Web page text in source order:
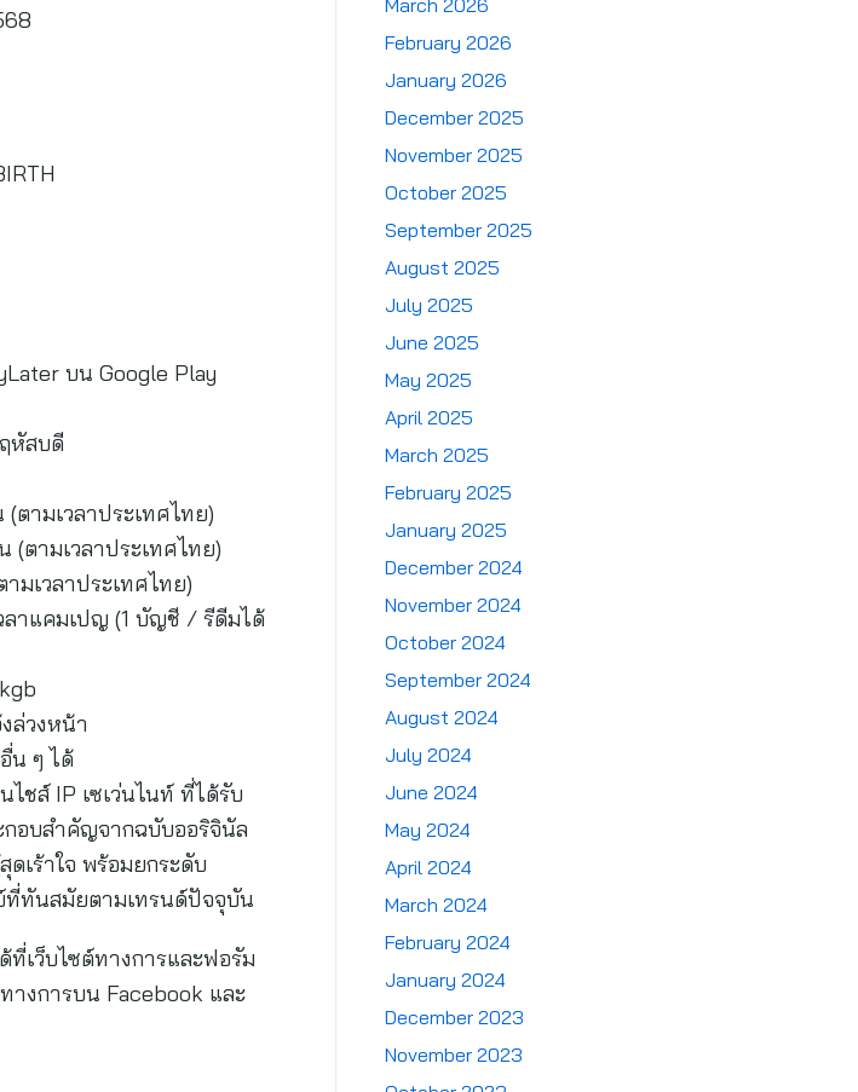
บน Google Play
หัสบดี
ตามเวลาประเทศไทย)
(ตามเวลาประเทศไทย)
มเวลาประเทศไทย)
ลาแคมเปญ (1 บัญชี / รีดีมได้
ล่วงหน้า
น ๆ ได้
ชส์ IP เซเว่นไนท์ ที่ได้รับ
อบสำคัญจากฉบับออริจินัล
เร้าใจ พร้อมยกระดับ
ที่ทันสมัยตามเทรนด์ปัจจุบัน
ที่เว็บไซต์ทางการและฟอรัม
างการบน Facebook และ
March 2026
February 2026
January 2026
December 2025
November 2025
October 2025
September 2025
August 2025
July 2025
June 2025
May 2025
April 2025
March 2025
February 2025
January 2025
December 2024
November 2024
October 2024
September 2024
August 2024
July 2024
June 2024
May 2024
April 2024
March 2024
February 2024
January 2024
December 2023
November 2023